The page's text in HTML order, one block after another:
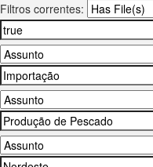
Filtros correntes: